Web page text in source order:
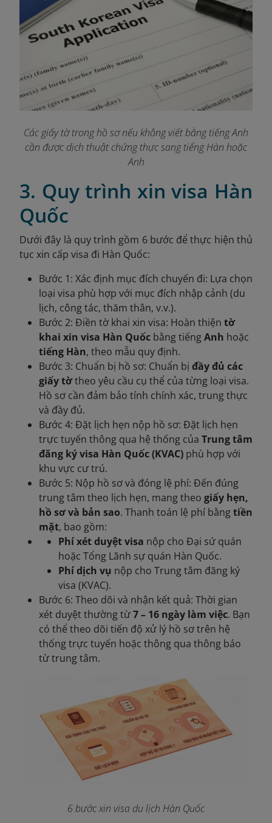
Các giấy tờ trong hồ sơ nếu không viết bằng tiếng Anh
cần được dịch thuật chứng thực sang tiếng Hàn hoặc
Anh
3. Quy trình xin visa Hàn
Quốc
Dưới đây là quy trình gồm 6 bước để thực hiện thủ
tục xin cấp visa đi Hàn Quốc:
Bước 1: Xác định mục đích chuyến đi: Lựa chọn
loại visa phù hợp với mục đích nhập cảnh (du
lịch, công tác, thăm thân, v.v.).
Bước 2: Điền tờ khai xin visa: Hoàn thiện tờ
khai xin visa Hàn Quốc bằng tiếngAnh hoặc
tiếng Hàn, theo mẫu quy định.
Bước 3: Chuẩn bị hồ sơ: Chuẩn bị đầy đủ các
giấy tờtheo yêu cầu cụ thể của từng loại visa.
Hồ sơ cần đảm bảo tính chính xác, trung thực
và đầy đủ.
Bước 4: Đặt lịch hẹn nộp hồ sơ: Đặt lịch hẹn
trực tuyến thông qua hệ thống của Trung tâm
đăng ký visa Hàn Quốc (KVAC) phù hợp với
khu vực cư trú.
Bước 5: Nộp hồ sơ và đóng lệ phí: Đến đúng
trung tâm theo lịch hẹn, mang theo giấy hẹn,
hồ sơ và bản sao. Thanh toán lệ phí bằngtiền
mặt, bao gồm:
Phí xét duyệt visa nộp cho Đại sứ quán
hoặc Tổng Lãnh sự quán Hàn Quốc.
Phí dịch vụ nộp cho Trung tâm đăng ký
visa (KVAC).
Bước 6: Theo dõi và nhận kết quả: Thời gian
xét duyệt thường từ7 – 16 ngày làm việc. Bạn
có thể theo dõi tiến độ xử lý hồ sơ trên hệ
thống trực tuyến hoặc thông qua thông báo
từ trung tâm.
6 bước xin visa du lịch Hàn Quốc